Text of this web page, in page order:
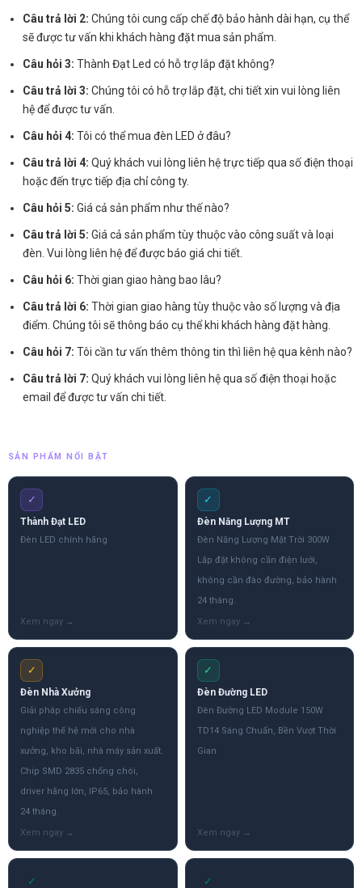
Câu trả lời 2: Chúng tôi cung cấp chế độ bảo hành dài hạn, cụ thể
sẽ được tư vấn khi khách hàng đặt mua sản phẩm.
Câu hỏi 3: Thành Đạt Led có hỗ trợ lắp đặt không?
Câu trả lời 3: Chúng tôi có hỗ trợ lắp đặt, chi tiết xin vui lòng liên
hệ để được tư vấn.
Câu hỏi 4: Tôi có thể mua đèn LED ở đâu?
Câu trả lời 4: Quý khách vui lòng liên hệ trực tiếp qua số điện thoại
hoặc đến trực tiếp địa chỉ công ty.
Câu hỏi 5: Giá cả sản phẩm như thế nào?
Câu trả lời 5: Giá cả sản phẩm tùy thuộc vào công suất và loại
đèn. Vui lòng liên hệ để được báo giá chi tiết.
Câu hỏi 6: Thời gian giao hàng bao lâu?
Câu trả lời 6: Thời gian giao hàng tùy thuộc vào số lượng và địa
điểm. Chúng tôi sẽ thông báo cụ thể khi khách hàng đặt hàng.
Câu hỏi 7: Tôi cần tư vấn thêm thông tin thì liên hệ qua kênh nào?
Câu trả lời 7: Quý khách vui lòng liên hệ qua số điện thoại hoặc
email để được tư vấn chi tiết.
SẢN PHẨM NỔI BẬT
✓
Thành Đạt LED
Đèn LED chính hãng
✓
Đèn Năng Lượng MT
Đèn Năng Lượng Mặt Trời 300W
Lắp đặt không cần điện lưới,
không cần đào đường, bảo hành
24 tháng.
✓
Đèn Nhà Xưởng
Giải pháp chiếu sáng công
nghiệp thế hệ mới cho nhà
xưởng, kho bãi, nhà máy sản xuất.
Chip SMD 2835 chống chói,
driver hãng lớn, IP65, bảo hành
24 tháng.
✓
Đèn Đường LED
Đèn Đường LED Module 150W
TD14 Sáng Chuẩn, Bền Vượt Thời
Gian
✓ ✓